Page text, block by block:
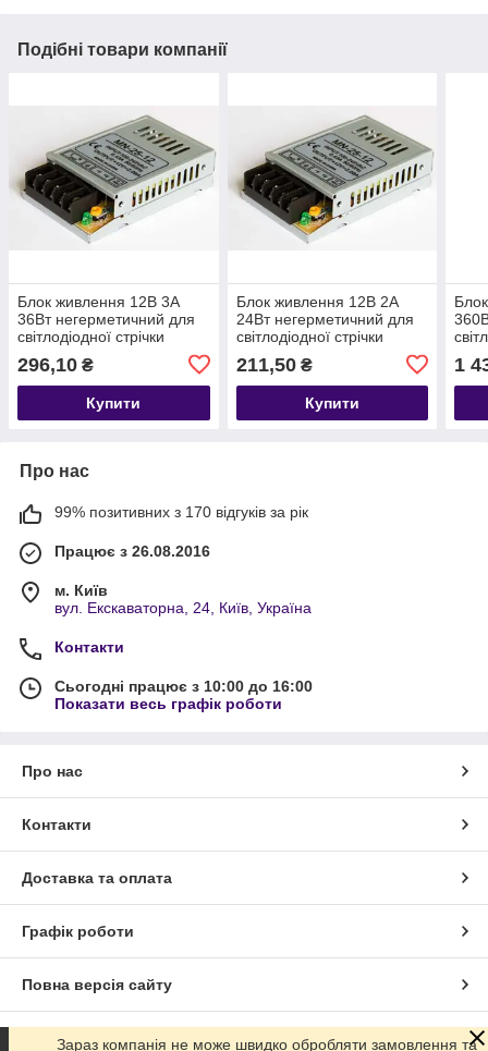
Подібні товари компанії
Блок живлення 12В 3А
36Вт негерметичний для
світлодіодної стрічки
296,10 ₴
Купити
Блок живлення 12В 2А
24Вт негерметичний для
світлодіодної стрічки
211,50₴
Купити
1
Про нас
99% позитивних з 170 відгуків за рік
Працює з 26.08.2016
м. Київ
вул. Екскаваторна, 24, Київ, Україна
Контакти
Сьогодні працює з 10:00 до 16:00
Показати весь графік роботи
Про нас
Контакти
Доставка та оплата
Графік роботи
Повна версія сайту
Сайт створено на маркетплейсі Prom.ua
Зараз компанія не може швидко обробляти замовлення та